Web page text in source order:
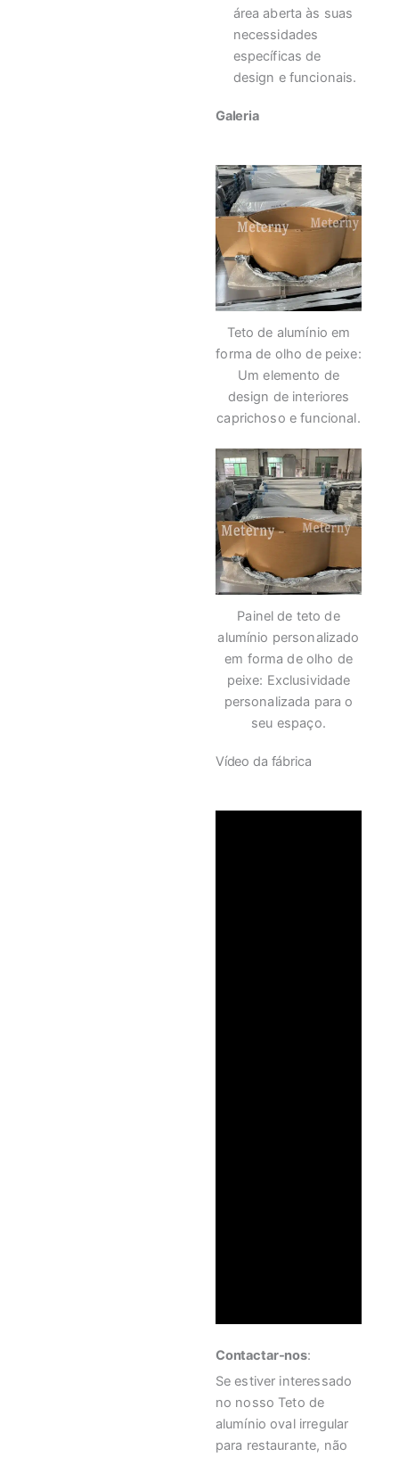
área aberta às suas
necessidades
específicas de
design e funcionais.
Galeria
Teto de alumínio em
forma de olho de peixe:
Um elemento de
design de interiores
caprichoso e funcional.
Painel de teto de
alumínio personalizado
em forma de olho de
peixe: Exclusividade
personalizada para o
seu espaço.
Vídeo da fábrica
Contactar-nos:
Se estiver interessado
no nosso Teto de
alumínio oval irregular
para restaurante, não